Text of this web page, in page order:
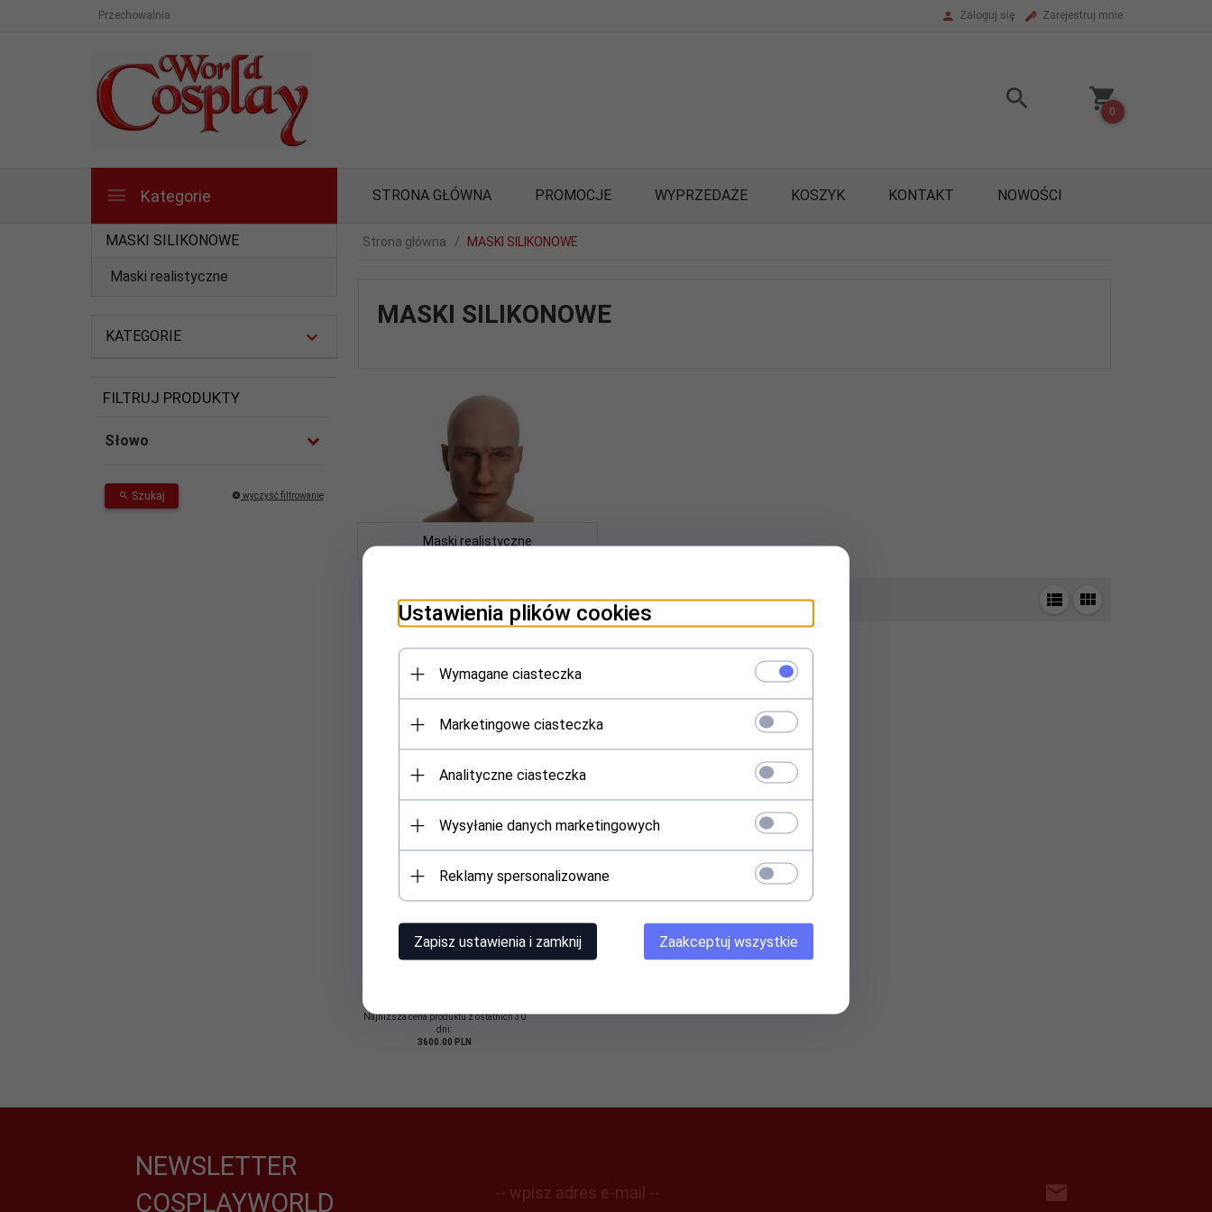
Przechowalnia Zaloguj się Zarejestruj mnie
0
Kategorie STRONA GŁÓWNA PROMOCJE WYPRZEDAŻE KOSZYK KONTAKT NOWOŚCI
MASKI SILIKONOWE
Maski realistyczne
KATEGORIE
FILTRUJ PRODUKTY
Słowo
Szukaj wyczyść filtrowanie
Strona główna MASKI SILIKONOWE
MASKI SILIKONOWE
Maski realistyczne
Sortuj według: NAZWY (A-Z) Wyświetl po 24 produktów
Promocja
Maska silikonowa -
Młodzieniec Sunny
2999,
Najniższa cena produktu z ostatnich 30
dni:
3600.00 PLN
Maska silikonowa - Święty
Produkt dostępny!
8499, 00
NEWSLETTER
COSPLAYWORLD
-- wpisz adres e-mail --
Ustawienia plików cookies
Wymagane ciasteczka
Marketingowe ciasteczka
Analityczne ciasteczka
Wysyłanie danych marketingowych
Reklamy spersonalizowane
Zapisz ustawienia i zamknij Zaakceptuj wszystkie